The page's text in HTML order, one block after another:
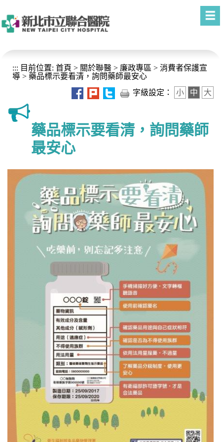
::: 目前位置: 首頁 > 關於聯醫 > 廉政專區 > 消費者保護宣
導 > 藥品標示要看清，詢問藥師最安心
字級設定：
小 中 大
藥品標示要看清，詢問藥師
最安心